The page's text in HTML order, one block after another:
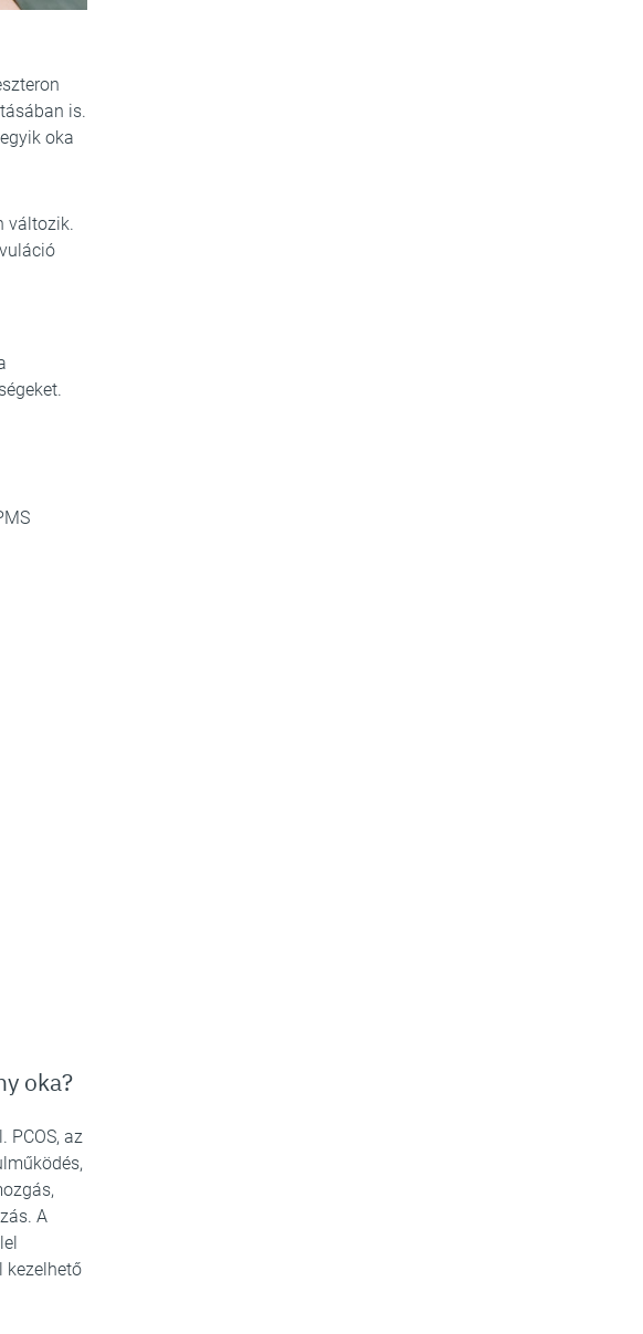
is.
oka
változik.
oka?
PCOS, az
A
kezelhető